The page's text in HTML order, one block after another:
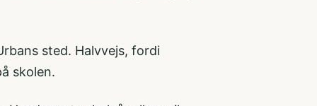
sted. Halvvejs, fordi
skolen.